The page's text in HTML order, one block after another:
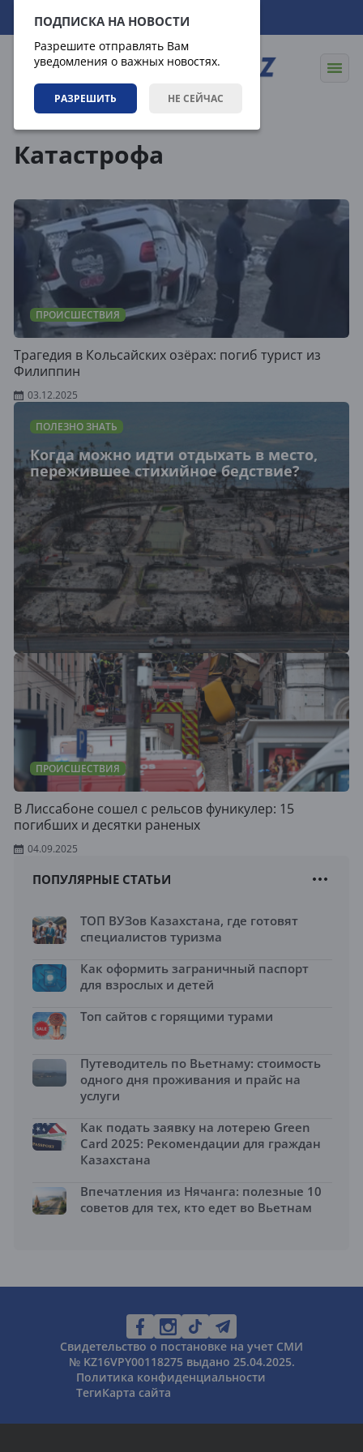
ПОДПИСКА НА НОВОСТИ
Разрешите отправлять Вам
уведомления о важных новостях.
РАЗРЕШИТЬ НЕ СЕЙЧАС
07.08.2026 17:33:17
Катастрофа
ПРОИСШЕСТВИЯ
Трагедия в Кольсайских озёрах: погиб турист из
Филиппин
03.12.2025
ПОЛЕЗНО ЗНАТЬ
Когда можно идти отдыхать в место,
пережившее стихийное бедствие?
ПРОИСШЕСТВИЯ
В Лиссабоне сошел с рельсов фуникулер: 15
погибших и десятки раненых
04.09.2025
ПОПУЛЯРНЫЕ СТАТЬИ
ТОП ВУЗов Казахстана, где готовят
специалистов туризма
Как оформить заграничный паспорт
для взрослых и детей
Топ сайтов с горящими турами
Путеводитель по Вьетнаму: стоимость
одного дня проживания и прайс на
услуги
Как подать заявку на лотерею Green
Card 2025: Рекомендации для граждан
Казахстана
Впечатления из Нячанга: полезные 10
советов для тех, кто едет во Вьетнам
Свидетельство о постановке на учет СМИ
№ KZ16VPY00118275 выдано 25.04.2025.
Политика конфиденциальности
ТегиКарта сайта